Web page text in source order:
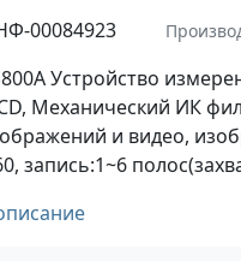
00084923
Устройство
Механический ИК
и видео,
запись:1~6